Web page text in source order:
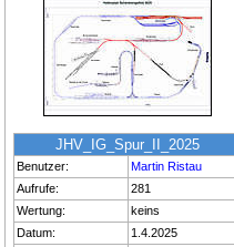
JHV_IG_Spur_II_2025
Benutzer:
Martin Ristau
Aufrufe:
281
Wertung:
keins
Datum:
1.4.2025